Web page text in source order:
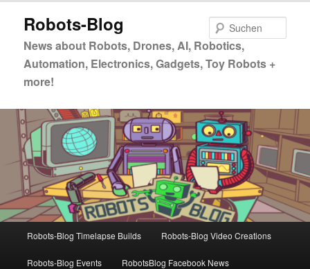
primären
springen
sekundären
springen
Robots-Blog
News about Robots, Drones, AI, Robotics,
Automation, Electronics, Gadgets, Toy Robots +
more!
Robots-Blog Timelapse Builds Robots-Blog Video Creations
Robots-Blog Events RobotsBlog Facebook News